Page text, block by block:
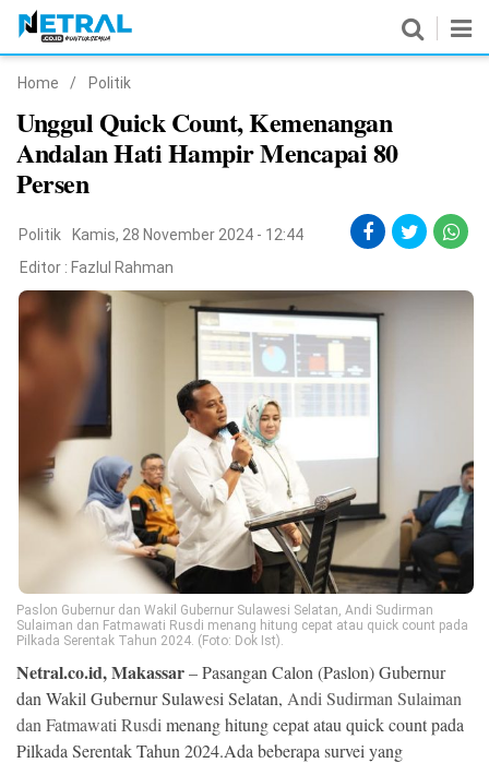
Nasional
Pemerintahan
Hukrim
Pendidikan
Olahraga
Ekonomi
Home / Politik
Unggul Quick Count, Kemenangan
Andalan Hati Hampir Mencapai 80
Persen
Politik
Kamis, 28 November 2024 - 12:44
Editor : Fazlul Rahman
Paslon Gubernur dan Wakil Gubernur Sulawesi Selatan, Andi Sudirman
Sulaiman dan Fatmawati Rusdi menang hitung cepat atau quick count pada
Pilkada Serentak Tahun 2024. (Foto: Dok Ist).
Netral.co.id, Makassar– Pasangan Calon (Paslon) Gubernur
dan Wakil Gubernur Sulawesi Selatan, Andi Sudirman Sulaiman
dan Fatmawati Rusdi menang hitung cepat atau quick count pada
Pilkada Serentak Tahun 2024.Ada beberapa survei yang